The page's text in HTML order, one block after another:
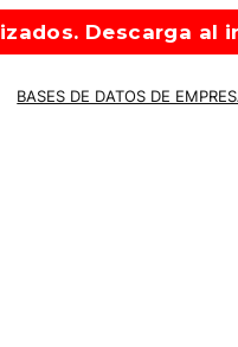
Descarga al
BASES DE DATOS DE